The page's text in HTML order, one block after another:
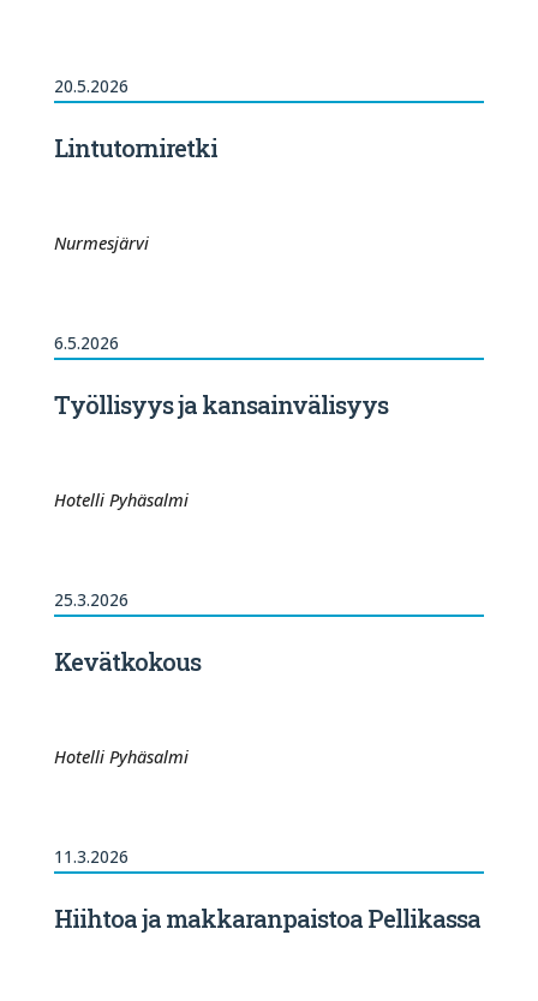
20.5.2026
Lintutorniretki
Nurmesjärvi
6.5.2026
Työllisyys ja kansainvälisyys
Hotelli Pyhäsalmi
25.3.2026
Kevätkokous
Hotelli Pyhäsalmi
11.3.2026
Hiihtoa ja makkaranpaistoa Pellikassa